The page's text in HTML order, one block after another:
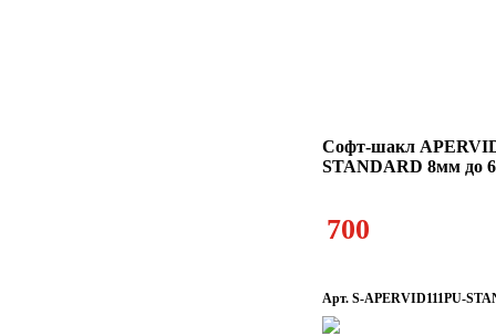
Софт-шакл
STANDARD 8мм до
700
Арт. S-APERVID111PU-